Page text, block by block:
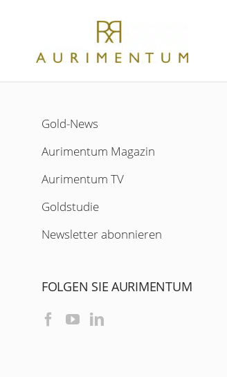
Gold-News
Aurimentum Magazin
Aurimentum TV
Goldstudie
Newsletter abonnieren
FOLGEN SIE AURIMENTUM